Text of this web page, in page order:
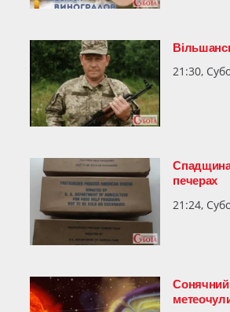
21:30,
Спадщина
печерах
21:24,
Сонячний